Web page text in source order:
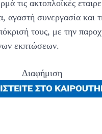
τις ακτοπλοϊκές
αγαστή συνεργασία και
τους, με την
εκπτώσεων.
Διαφήμιση